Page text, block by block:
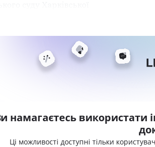
намагаєтесь використати
Ці можливості доступні тільки